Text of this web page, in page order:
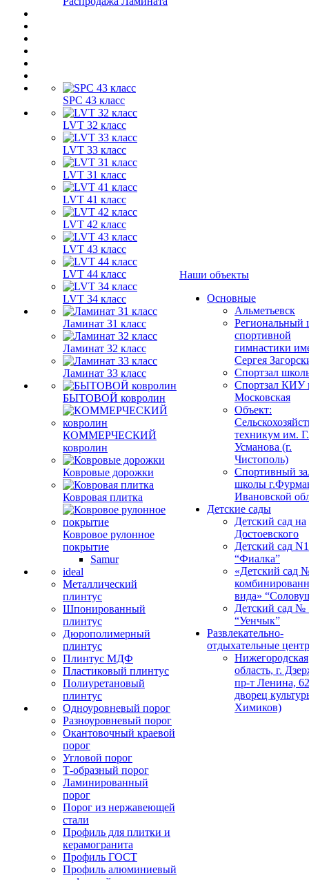
SPC 43 класс
LVT 32 класс
LVT 33 класс
LVT 31 класс
LVT 41 класс
LVT 42 класс
LVT 43 класс
LVT 44 класс
LVT 34 класс
Ламинат 31 класс
Ламинат 32 класс
Ламинат 33 класс
БЫТОВОЙ ковролин
КОММЕРЧЕСКИЙ
ковролин
Ковровые дорожки
Ковровая плитка
Ковровое рулонное
покрытие
Samur
ideal
Металлический
плинтус
Шпонированный
плинтус
Дюрополимерный
плинтус
Плинтус МДФ
Пластиковый плинтус
Полиуретановый
плинтус
Одноуровневый порог
Разноуровневый порог
Окантовочный краевой
порог
Угловой порог
Т-образный порог
Ламинированный
порог
Порог из нержавеющей
стали
Профиль для плитки и
керамогранита
Профиль ГОСТ
Профиль алюминиевый
Наши объекты
Основные
Альметьевск
Региональный
спортивной
гимнастики
Сергея
Спортзал
Спортзал КИУ
Московская
Объект:
техникум им.
Усманова (г.
Чистополь)
Спортивный
школы
Ивановской
Детские сады
Детский сад на
Достоевского
Детский сад
“Фиалка”
«Детский сад
вида»
Детский сад №
“Уенчык”
Развлекательно-
отдыхательные
Нижегородская
область, г.
пр-т Ленина,
дворец
Химиков)